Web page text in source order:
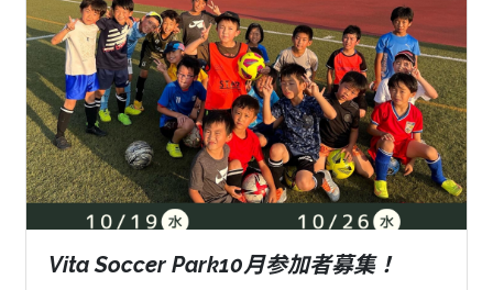
Vita Soccer Park10月参加者募集！